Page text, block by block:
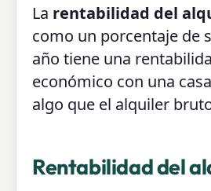
La rentabilidad del
como un porcentaje de
año tiene una
económico con una
algo que el alquiler
Rentabilidad del